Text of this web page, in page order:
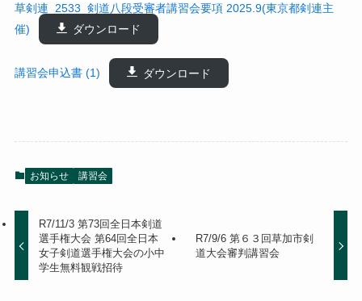
草剣連_2533_剣道八段受審者講習会要項 2025.9(東京都剣連主
催)
ダウンロード
講習会申込書 (1) ダウンロード
お知らせ 講習会
R7/11/3 第73回全日本剣道
選手権大会 第64回全日本
女子剣道選手権大会の小中
学生無料観戦招待
R7/9/6 第６３回草加市剣
道大会審判講習会